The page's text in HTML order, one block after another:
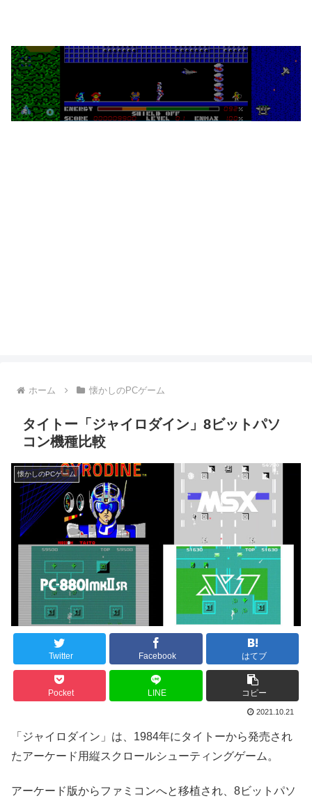
ホーム 懐かしのPCゲーム
タイトー「ジャイロダイン」8ビットパソ
コン機種比較
懐かしのPCゲーム
Twitter Facebook はてブ
Pocket LINE コピー
2021.10.21
「ジャイロダイン」は、1984年にタイトーから発売され
たアーケード用縦スクロールシューティングゲーム。
アーケード版からファミコンへと移植され、8ビットパソ